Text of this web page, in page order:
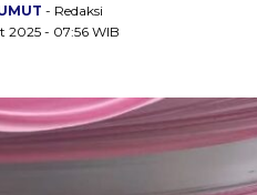
- Redaksi
2025 - 07:56 WIB